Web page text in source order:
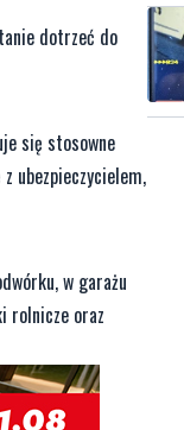
dotrzeć do
się stosowne
ubezpieczycielem,
w garażu
rolnicze oraz